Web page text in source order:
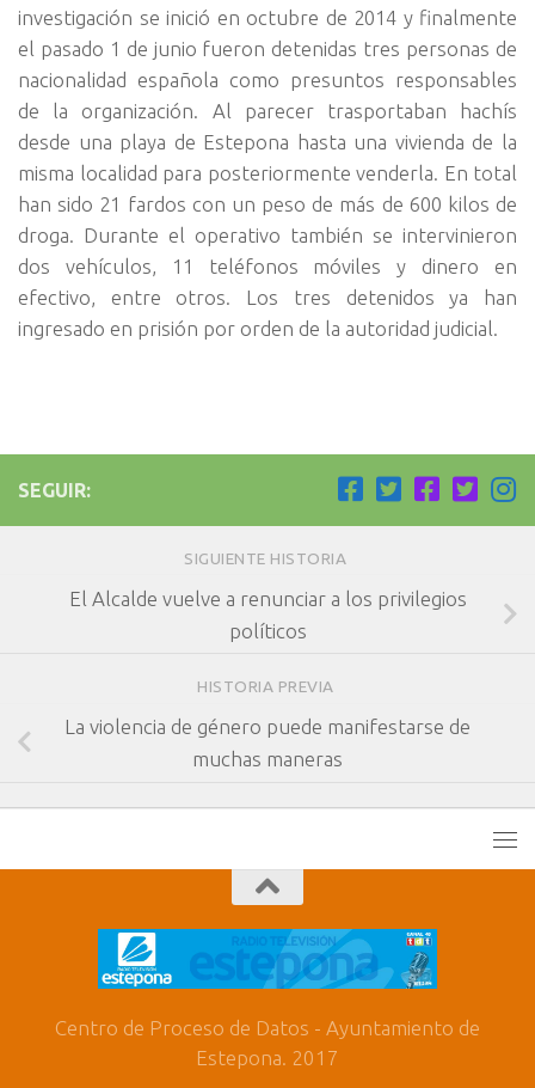
investigación se inició en octubre de 2014 y finalmente
el pasado 1 de junio fueron detenidas tres personas de
nacionalidad española como presuntos responsables
de la organización. Al parecer trasportaban hachís
desde una playa de Estepona hasta una vivienda de la
misma localidad para posteriormente venderla. En total
han sido 21 fardos con un peso de más de 600 kilos de
droga. Durante el operativo también se intervinieron
dos vehículos, 11 teléfonos móviles y dinero en
efectivo, entre otros. Los tres detenidos ya han
ingresado en prisión por orden de la autoridad judicial.
SEGUIR:
SIGUIENTE HISTORIA
El Alcalde vuelve a renunciar a los privilegios
políticos
HISTORIA PREVIA
La violencia de género puede manifestarse de
muchas maneras
Centro de Proceso de Datos - Ayuntamiento de
Estepona. 2017